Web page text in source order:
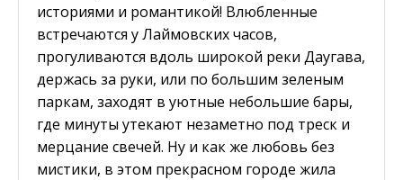
историями и романтикой! Влюбленные
встречаются у Лаймовских часов,
прогуливаются вдоль широкой реки Даугава,
держась за руки, или по большим зеленым
паркам, заходят в уютные небольшие бары,
где минуты утекают незаметно под треск и
мерцание свечей. Ну и как же любовь без
мистики, в этом прекрасном городе жила